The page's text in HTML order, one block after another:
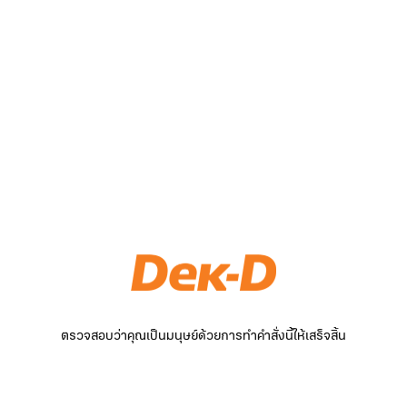
ตรวจสอบว่าคุณเป็นมนุษย์ด้วยการทำคำสั่งนี้ให้เสร็จสิ้น